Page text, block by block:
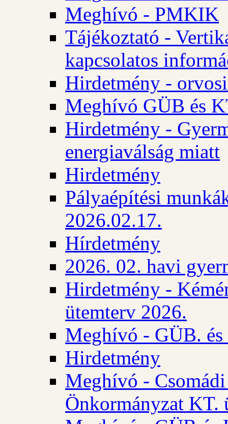
Meghívó - PMKIK
Tájékoztató -
kapcsolatos
Hirdetmény -
Meghívó GÜB és
Hirdetmény -
energiaválság miatt
Hirdetmény
Pályaépítési
2026.02.17.
Hírdetmény
2026. 02. havi
Hirdetmény -
ütemterv 2026.
Meghívó - GÜB.
Hirdetmény
Meghívó -
Önkormányzat KT.